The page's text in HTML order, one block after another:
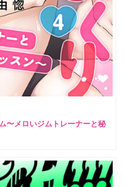
〜メロいジムトレーナーと秘